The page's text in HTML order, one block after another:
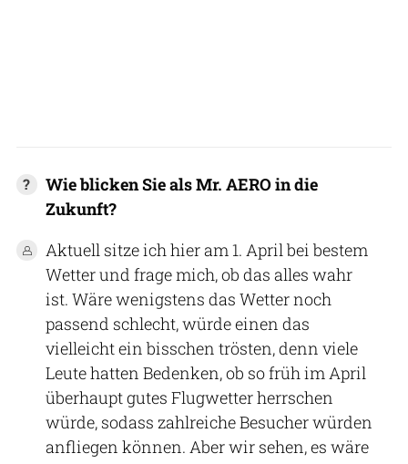
Wie blicken Sie als Mr. AERO in die
Zukunft?
Aktuell sitze ich hier am 1. April bei bestem
Wetter und frage mich, ob das alles wahr
ist. Wäre wenigstens das Wetter noch
passend schlecht, würde einen das
vielleicht ein bisschen trösten, denn viele
Leute hatten Bedenken, ob so früh im April
überhaupt gutes Flugwetter herrschen
würde, sodass zahlreiche Besucher würden
anfliegen können. Aber wir sehen, es wäre